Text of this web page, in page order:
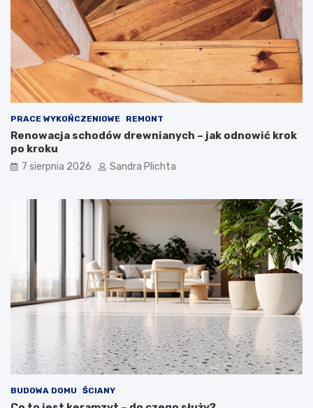
r
z
d
u
s
ą
t
o
m
i
e
?
PRACE WYKOŃCZENIOWE REMONT
Renowacja schodów drewnianych – jak odnowić krok
po kroku
7 sierpnia 2026 Sandra Plichta
BUDOWA DOMU ŚCIANY